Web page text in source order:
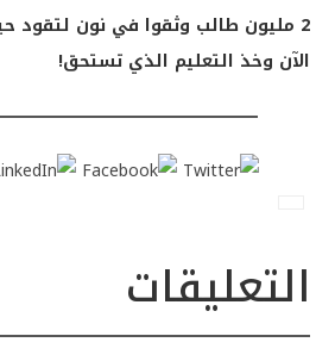
2 مليون طالب وثقوا في نون لتقود
الآن وخذ التعليم الذي تستحق!
التعليقات